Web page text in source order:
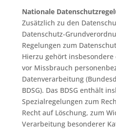
Nationale
Zusätzlich zu den
Datenschutz-
Regelungen zum
Hierzu gehört insbesondere
vor Missbrauch
Datenverarbeitung
BDSG). Das BDSG enthält
Spezialregelungen zum
Recht auf Löschung, zum
Verarbeitung besonderer